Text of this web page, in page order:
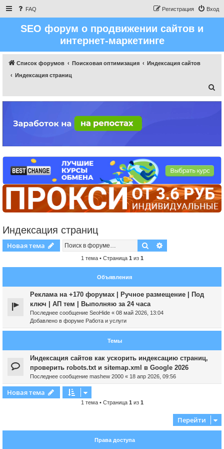
FAQ Вход
Регистрация
SEO форум о продвижении сайтов и
интернет-маркетинге
Список форумов Поисковая оптимизация
Индексация сайтов
Индексация страниц
Индексация страниц
Новая тема Поиск
1 тема • Страница 1 из 1
Объявления
Реклама на +170 форумах | Ручное размещение | Под
ключ | АП тем | Выполняю за 24 часа
Последнее сообщение SeoHide « 08 май 2026, 13:04
Добавлено в форуме Работа и услуги
Темы
Индексация сайтов как ускорить индексацию страниц,
проверить robots.txt и sitemap.xml в Google 2026
Последнее сообщение mashew 2000 « 18 апр 2026, 09:56
Новая тема
1 тема • Страница 1 из 1
Перейти
Права доступа